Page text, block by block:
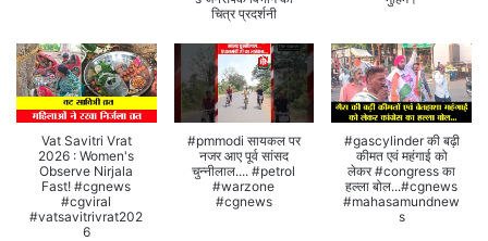
चित्र प्रदर्शनी
Vat Savitri Vrat
2026 : Women's
Observe Nirjala
Fast! #cgnews
#cgviral
#vatsavitrivrat202
6
#pmmodi सायकल पर
नजर आए पूर्व सांसद
चुन्नीलाल.... #petrol
#warzone
#cgnews
#gascylinder की बढ़ी
कीमत एवं महंगाई को
लेकर #congress का
हल्ला बोल...#cgnews
#mahasamundnew
s